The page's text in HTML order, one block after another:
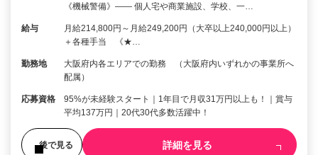
《機械警備》―― 個人宅や商業施設、学校、一…
給与
月給214,800円～月給249,200円（大卒以上240,000円以上）
＋各種手当 《★…
勤務地
大阪府内各エリアでの勤務 （大阪府内いずれかの事業所へ
配属）
応募資格
95%が未経験スタート｜1年目で月収31万円以上も！｜賞与
平均137万円｜20代30代多数活躍中！
後で見る 詳細を見る